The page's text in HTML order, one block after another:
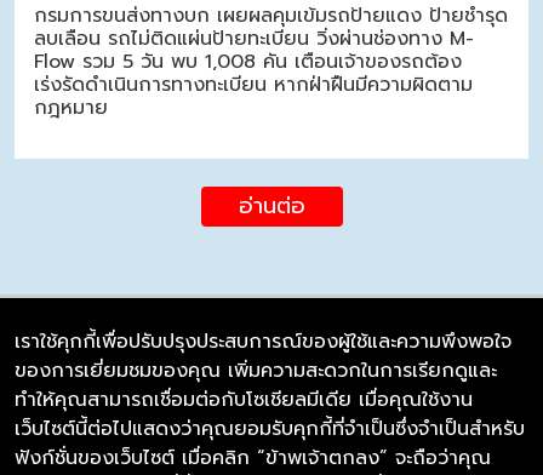
กรมการขนส่งทางบก เผยผลคุมเข้มรถป้ายแดง ป้ายชำรุด
ลบเลือน รถไม่ติดแผ่นป้ายทะเบียน วิ่งผ่านช่องทาง M-
Flow รวม 5 วัน พบ 1,008 คัน เตือนเจ้าของรถต้อง
เร่งรัดดำเนินการทางทะเบียน หากฝ่าฝืนมีความผิดตาม
กฎหมาย
อ่านต่อ
บริษัท ซิมลิงค์ จำกัด
98/226 Bangrakyai-Baanmai Road,
Bangyai, Nonthaburi 11140
เราใช้คุกกี้เพื่อปรับปรุงประสบการณ์ของผู้ใช้และความพึงพอใจ
ของการเยี่ยมชมของคุณ เพิ่มความสะดวกในการเรียกดูและ
ทำให้คุณสามารถเชื่อมต่อกับโซเชียลมีเดีย เมื่อคุณใช้งาน
เว็บไซต์นี้ต่อไปแสดงว่าคุณยอมรับคุกกี้ที่จำเป็นซึ่งจำเป็นสำหรับ
ฟังก์ชั่นของเว็บไซต์ เมื่อคลิก “ข้าพเจ้าตกลง” จะถือว่าคุณ